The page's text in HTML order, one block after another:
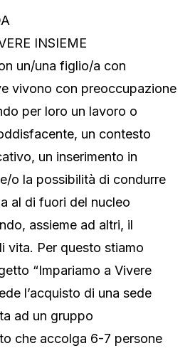
INSIEME
un/una figlio/a con
vivono con preoccupazione
per loro un lavoro o
un contesto
un inserimento in
o la possibilità di condurre
al di fuori del nucleo
assieme ad altri, il
vita. Per questo stiamo
“Impariamo a Vivere
l’acquisto di una sede
ad un gruppo
che accolga 6-7 persone